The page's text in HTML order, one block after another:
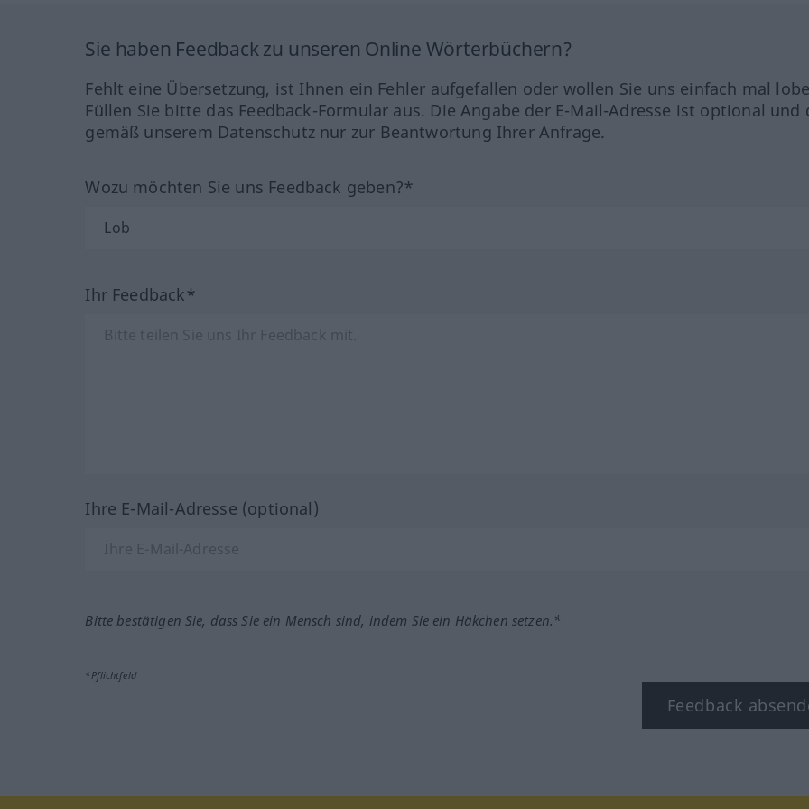
Sie haben Feedback zu unseren Online Wörterbüchern?
Fehlt eine Übersetzung, ist Ihnen ein Fehler aufgefallen oder wollen Sie uns einfach mal
Füllen Sie bitte das Feedback-Formular aus. Die Angabe der E-Mail-Adresse ist optional und
gemäß unserem Datenschutz nur zur Beantwortung Ihrer Anfrage.
Wozu möchten Sie uns Feedback geben?*
Ihr Feedback*
Ihre E-Mail-Adresse (optional)
Bitte bestätigen Sie, dass Sie ein Mensch sind, indem Sie ein Häkchen setzen.*
*Pflichtfeld
Feedback